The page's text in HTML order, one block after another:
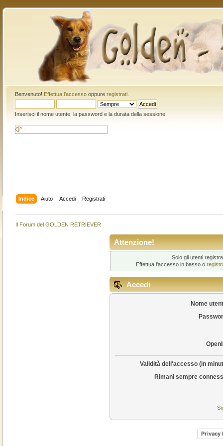
Benvenuto! Effettua l'accessooppure registrati.
Inserisci il nome utente, la password e la durata della sessione.
Indice Aiuto Accedi Registrati
Il Forum del GOLDEN RETRIEVER
Attenzione!
Solo gli utenti
Effettua l'accesso in basso o
Accedi
Nome
Validità dell'accesso (in
Rimani sempre
Privacy